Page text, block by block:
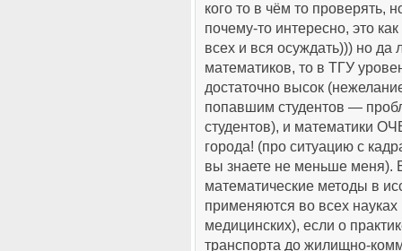
кого то в чём то проверять,
почему-то интересно, это
всех и вся осуждать))) но да
математиков, то в ТГУ
достаточно высок
попавшим студентов —
студентов), и математики
города! (про ситуацию с
вы знаете не меньше меня).
математические методы в
применяются во всех
медицинских), если о
транспорта до жилищно-